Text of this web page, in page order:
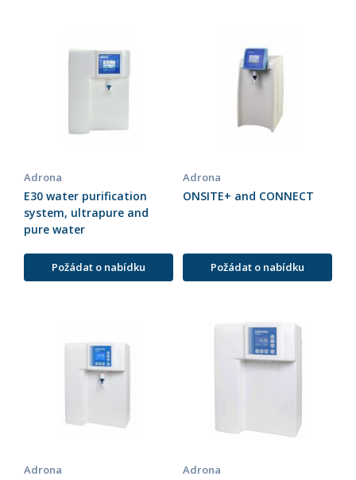
Adrona
E30 water purification
system, ultrapure and
pure water
Požádat o nabídku
Adrona
ONSITE+ and CONNECT
Požádat o nabídku
Adrona Adrona